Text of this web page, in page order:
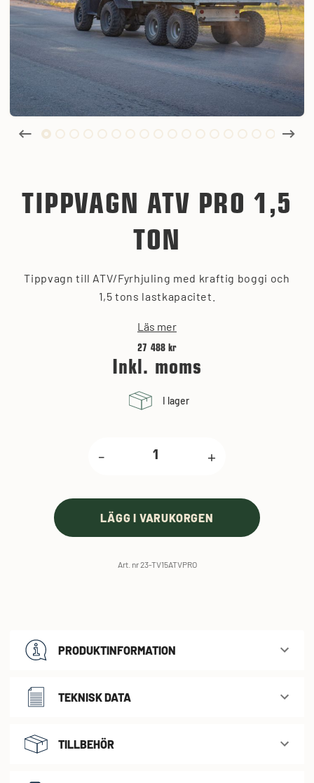
TIPPVAGN ATV PRO 1,5
TON
Tippvagn till ATV/Fyrhjuling med kraftig boggi och
1,5 tons lastkapacitet.
Läs mer
27 488 kr
Inkl. moms
I lager
- +
LÄGG I VARUKORGEN
Art. nr 23-TV15ATVPRO
PRODUKTINFORMATION
TEKNISK DATA
TILLBEHÖR